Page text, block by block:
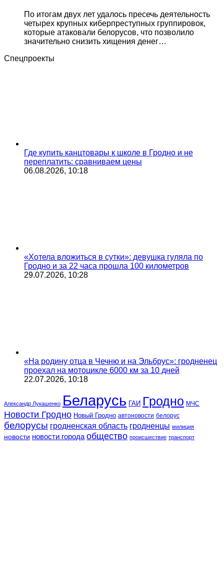
По итогам двух лет удалось пресечь деятельность
четырех крупных киберпреступных группировок,
которые атаковали белорусов, что позволило
значительно снизить хищения денег…
Спецпроекты
Где купить канцтовары к школе в Гродно и не
переплатить: сравниваем цены
06.08.2026, 10:18
«Хотела вложиться в сутки»: девушка гуляла по
Гродно и за 22 часа прошла 100 километров
29.07.2026, 10:28
«На родину отца в Чечню и на Эльбрус»: гродненец
проехал на мотоцикле 6000 км за 10 дней
22.07.2026, 10:18
Александр Лукашенко Беларусь ГАИ Гродно МЧС
Новости Гродно Новый Гродно автоновости белорус
белорусы гродненская область гродненцы милиция
новости новости города общество происшествие транспорт